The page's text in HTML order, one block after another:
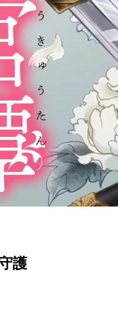
護